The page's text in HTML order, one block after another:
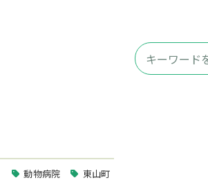
動物病院 東山町